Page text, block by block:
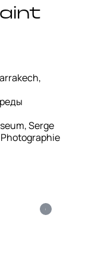
Serge
i